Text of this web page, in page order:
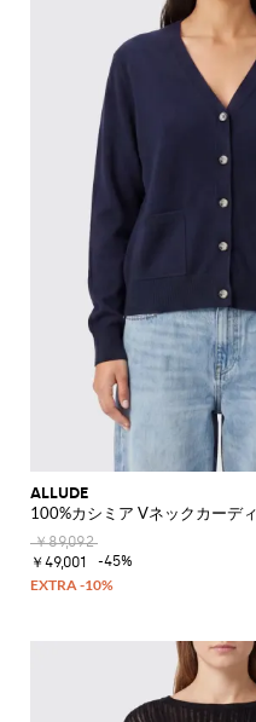
ALLUDE
100%カシミア Vネックカーデ
￥89,092
￥49,001
-45%